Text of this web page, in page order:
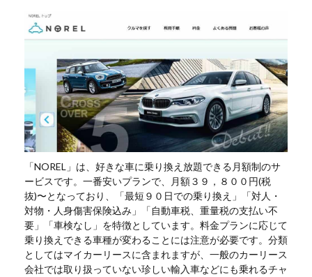
「NOREL」は、好きな車に乗り換え放題できる月額制のサ
ービスです。一番安いプランで、月額３９，８００円(税
抜)〜となっており、「最短９０日での乗り換え」「対人・
対物・人身傷害保険込み」「自動車税、重量税の支払い不
要」「車検なし」を特徴としています。料金プランに応じて
乗り換えできる車種が変わることには注意が必要です。分類
としてはマイカーリースに含まれますが、一般のカーリース
会社では取り扱っていない珍しい輸入車などにも乗れるチャ